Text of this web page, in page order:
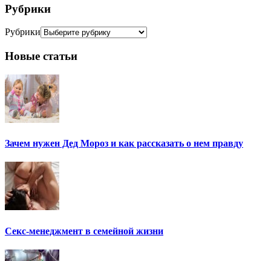
Рубрики
Рубрики
Новые статьи
Зачем нужен Дед Мороз и как рассказать о нем правду
Секс-менеджмент в семейной жизни